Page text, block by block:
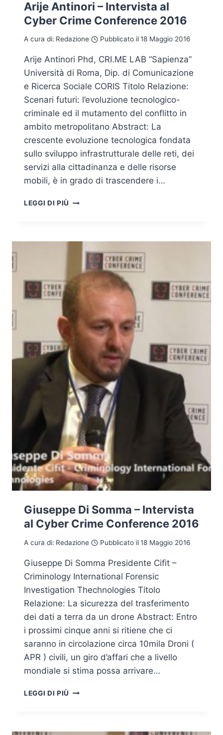
Arije Antinori – Intervista al
Cyber Crime Conference 2016
A cura di: Redazione Pubblicato il18 Maggio 2016
Arije Antinori Phd, CRI.ME LAB “Sapienza”
Università di Roma, Dip. di Comunicazione
e Ricerca Sociale CORIS Titolo Relazione:
Scenari futuri: l’evoluzione tecnologico-
criminale ed il mutamento del conflitto in
ambito metropolitano Abstract: La
crescente evoluzione tecnologica fondata
sullo sviluppo infrastrutturale delle reti, dei
servizi alla cittadinanza e delle risorse
mobili, è in grado di trascendere i…
LEGGI DI PIÙ ARIJE
AL
CYBER
CRIME
CONFERENCE
2016
Giuseppe Di Somma – Intervista
al Cyber Crime Conference 2016
A cura di: Redazione Pubblicato il18 Maggio 2016
Giuseppe Di Somma Presidente Cifit –
Criminology International Forensic
Investigation Thechnologies Titolo
Relazione: La sicurezza del trasferimento
dei dati a terra da un drone Abstract: Entro
i prossimi cinque anni si ritiene che ci
saranno in circolazione circa 10mila Droni (
APR ) civili, un giro d’affari che a livello
mondiale si stima possa arrivare…
LEGGI DI PIÙ GIUSEPPE
INTERVISTA